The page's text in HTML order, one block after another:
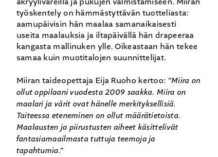
työskentely on hämmästyttävän tuotteliasta:
aamupäivisin hän maalaa samanaikaisesti
useita maalauksia ja iltapäivällä hän drapeeraa
kangasta mallinuken ylle. Oikeastaan hän tekee
samaa kuin muotitalojen suunnittelijat.
Miiran taideopettaja Eija Ruoho kertoo: ”Miira on
ollut oppilaani vuodesta 2009 saakka. Miira on
maalari ja värit ovat hänelle merkityksellisiä.
Taiteessa eteneminen on ollut määrätietoista.
Maalausten ja piirustusten aiheet käsittelivät
fantasiamaailmasta tuttuja teemoja ja
tapahtumia.”